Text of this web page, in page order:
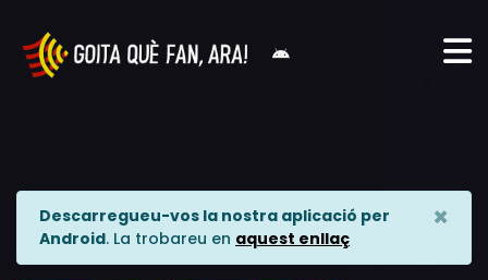
Descarregueu-vos la nostra aplicació per
Android. La trobareu en aquest enllaç
×